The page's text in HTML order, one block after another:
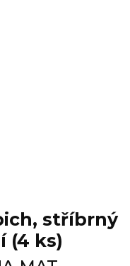
stříbrný
(4 ks)